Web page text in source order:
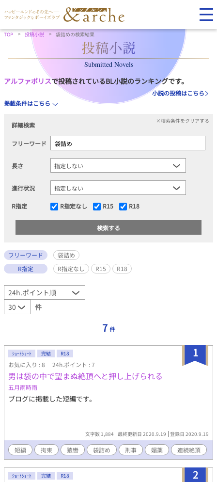
TOP 投稿小説 袋詰めの検索結果
Submitted Novels
アルファポリスで投稿されているBL小説のランキングです。
小説の投稿はこちら
掲載条件はこちら
詳細検索
×検索条件をクリアする
フリーワード
長さ
進行状況
R指定 R指定なし R15 R18
フリーワード
袋詰め
R指定
R指定なし R15 R18
件
7 件
1
ｼｮｰﾄｼｮｰﾄ 完結 R18
お気に入り : 8 24h.ポイント : 7
男は袋の中で望まぬ絶頂へと押し上げられる
五月雨時雨
ブログに掲載した短編です。
文字数 1,884 最終更新日 2020.9.19 登録日 2020.9.19
短編 拘束 猿轡 袋詰め 刑事 媚薬 連続絶頂
2
ｼｮｰﾄｼｮｰﾄ 完結 R18